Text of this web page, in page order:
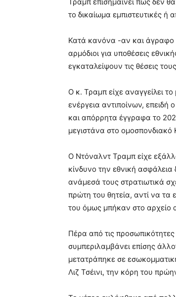
το δικαίωμα εμπιστευτικές ή
Κατά κανόνα -αν και άγραφο
αρμόδιοι για υποθέσεις
εγκαταλείψουν τις θέσεις
Ο κ. Τραμπ είχε αναγγείλει
ενέργεια αντιποίνων, επειδή
και απόρρητα έγγραφα το
μεγιστάνα στο ομοσπονδιακό
Ο Ντόναλντ Τραμπ είχε
κίνδυνο την εθνική
ανάμεσά τους στρατιωτικά
πρώτη του θητεία, αντί να τα
του όμως μπήκαν στο αρχείο
Πέρα από τις
συμπεριλαμβάνει επίσης
μετατράπηκε σε
Λιζ Τσέινι, την κόρη του